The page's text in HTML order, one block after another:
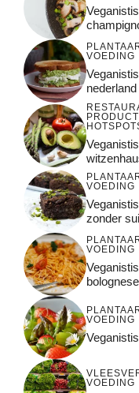
VOEDING
nederland
VOEDING
zonder
VOEDING
bolognese
VOEDING
VOEDING